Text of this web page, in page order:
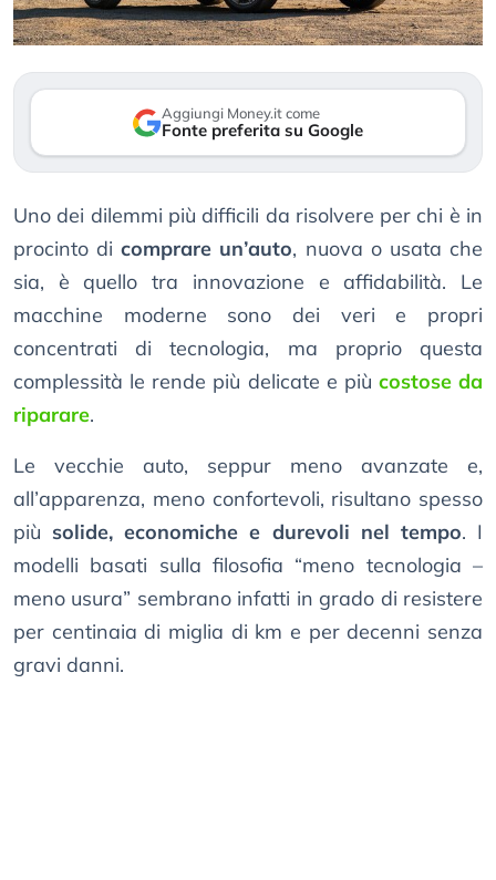
Aggiungi Money.it come
Fonte preferita su Google
Uno dei dilemmi più difficili da risolvere per chi è in
procinto dicomprare un’auto, nuova o usata che
sia, è quello tra innovazione e affidabilità. Le
macchine moderne sono dei veri e propri
concentrati di tecnologia, ma proprio questa
complessità le rende più delicate e più costose da
riparare.
Le vecchie auto, seppur meno avanzate e,
all’apparenza, meno confortevoli, risultano spesso
più solide, economiche e durevoli nel tempo. I
modelli basati sulla filosofia “meno tecnologia –
meno usura” sembrano infatti in grado di resistere
per centinaia di miglia di km e per decenni senza
gravi danni.